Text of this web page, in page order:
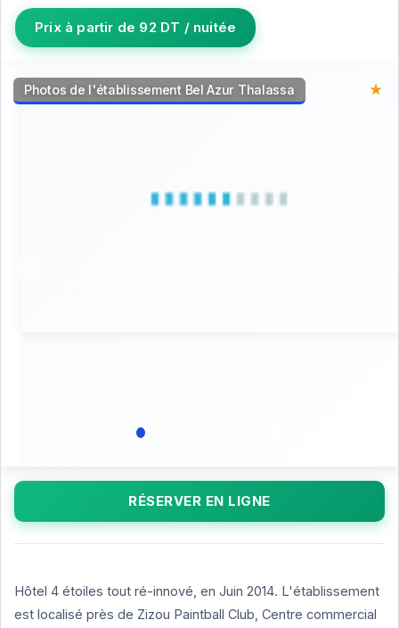
Prix à partir de 92 DT / nuitée
Photos de l'établissement Bel Azur Thalassa star_rate
star_rate
star_rate
star_rate
RÉSERVER EN LIGNE
Hôtel 4 étoiles tout ré-innové, en Juin 2014. L'établissement
est localisé près de Zizou Paintball Club, Centre commercial